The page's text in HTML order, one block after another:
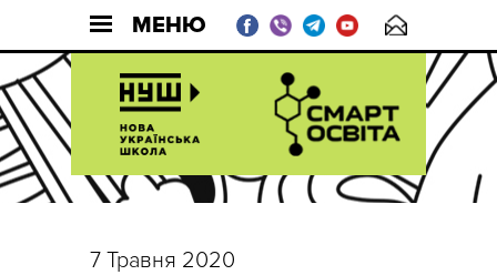
МЕНЮ
7 Травня 2020